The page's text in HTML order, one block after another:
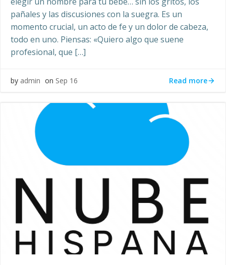
pañales y las discusiones con la suegra. Es un
momento crucial, un acto de fe y un dolor de cabeza,
todo en uno. Piensas: «Quiero algo que suene
profesional, que […]
by admin on Sep 16 Read more